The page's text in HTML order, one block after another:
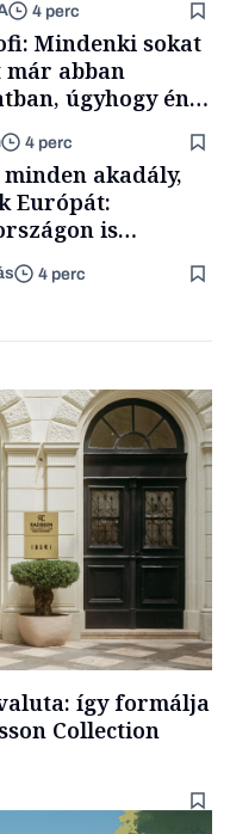
4 perc
Mindenki sokat
abban
úgyhogy én
akartam
4 perc
akadály,
Európát:
is
az
4 perc
így formálja
Collection